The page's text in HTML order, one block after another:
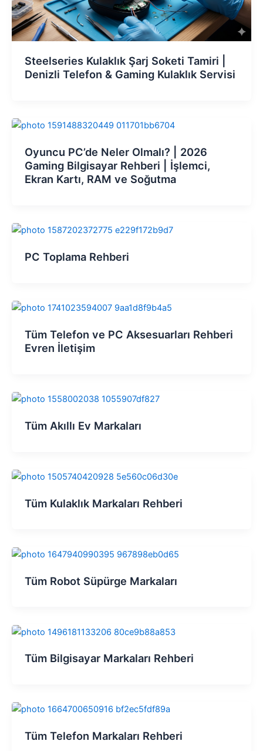
Steelseries Kulaklık Şarj Soketi Tamiri |
Denizli Telefon & Gaming Kulaklık Servisi
Oyuncu PC’de Neler Olmalı? | 2026
Gaming Bilgisayar Rehberi | İşlemci,
Ekran Kartı, RAM ve Soğutma
PC Toplama Rehberi
Tüm Telefon ve PC Aksesuarları Rehberi
Evren İletişim
Tüm Akıllı Ev Markaları
Tüm Kulaklık Markaları Rehberi
Tüm Robot Süpürge Markaları
Tüm Bilgisayar Markaları Rehberi
Tüm Telefon Markaları Rehberi